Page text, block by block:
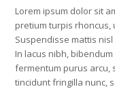
Lorem ipsum dolor sit
pretium turpis rhoncus,
Suspendisse mattis
In lacus nibh,
fermentum purus arcu,
tincidunt fringilla nunc,